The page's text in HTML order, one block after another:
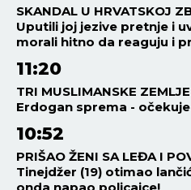
SKANDAL U HRVATSKOJ
Uputili joj jezive pretnje i
morali hitno da reaguju i
11:20
TRI MUSLIMANSKE
Erdogan sprema -
10:52
PRIŠAO ŽENI SA LEĐA I
Tinejdžer (19) otimao